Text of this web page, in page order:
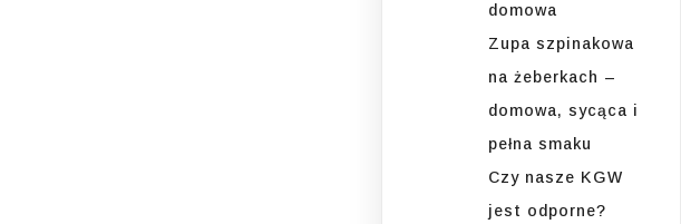
domowa
Zupa szpinakowa
na żeberkach –
domowa, sycąca i
pełna smaku
Czy nasze KGW
jest odporne?